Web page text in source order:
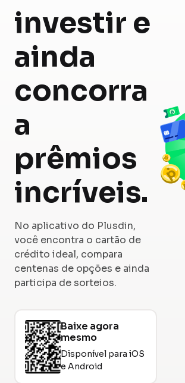
investir e
ainda
concorra
a
prêmios
incríveis.
No aplicativo do Plusdin,
você encontra o cartão de
crédito ideal, compara
centenas de opções e ainda
participa de sorteios.
Baixe agora
mesmo
Disponível para iOS
e Android